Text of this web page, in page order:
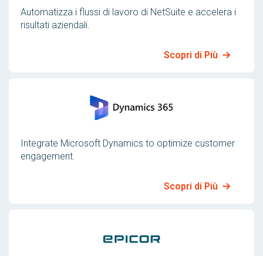
Automatizza i flussi di lavoro di NetSuite e accelera i
risultati aziendali.
Scopri di Più
Integrate Microsoft Dynamics to optimize customer
engagement.
Scopri di Più